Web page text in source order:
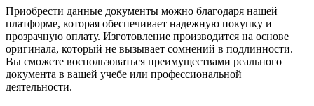
Приобрести данные документы можно благодаря нашей
платформе, которая обеспечивает надежную покупку и
прозрачную оплату. Изготовление производится на основе
оригинала, который не вызывает сомнений в подлинности.
Вы сможете воспользоваться преимуществами реального
документа в вашей учебе или профессиональной
деятельности.